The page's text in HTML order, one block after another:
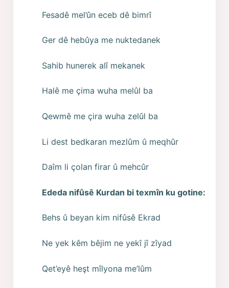
Fesadê mel’ûn eceb dê bimrî
Ger dê hebûya me nuktedanek
Sahib hunerek alî mekanek
Halê me çima wuha melûl ba
Qewmê me çira wuha zelûl ba
Li dest bedkaran mezlûm û meqhûr
Daîm li çolan firar û mehcûr
Ededa nifûsê Kurdan bi texmîn ku gotine:
Behs û beyan kim nifûsê Ekrad
Ne yek kêm bêjim ne yekî jî zîyad
Qet’eyê heşt mîlyona me’lûm